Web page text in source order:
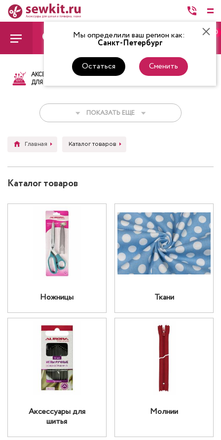
Мы определили ваш регион как:
Санкт-Петербург
Остаться Сменить
0
АКСЕССУАРЫ
ДЛЯ ШИТЬЯ
ТКАНИ НИТКИ
ПОКАЗАТЬ ЕЩЕ
Главная Каталог товаров
Каталог товаров
Ножницы Ткани
Аксессуары для
шитья
Молнии